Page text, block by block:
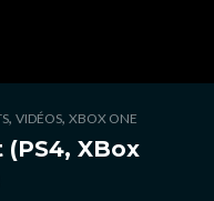
, VIDÉOS, XBOX ONE
XBox